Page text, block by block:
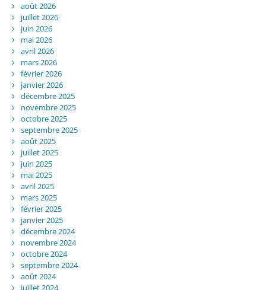
août 2026
juillet 2026
juin 2026
mai 2026
avril 2026
mars 2026
février 2026
janvier 2026
décembre 2025
novembre 2025
octobre 2025
septembre 2025
août 2025
juillet 2025
juin 2025
mai 2025
avril 2025
mars 2025
février 2025
janvier 2025
décembre 2024
novembre 2024
octobre 2024
septembre 2024
août 2024